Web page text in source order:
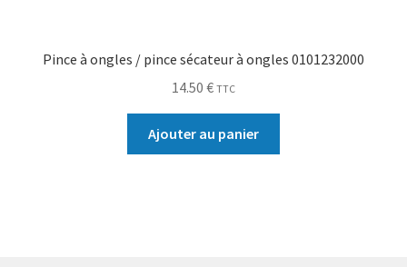
Pince à ongles / pince sécateur à ongles 0101232000
14.50 € TTC
Ajouter au panier